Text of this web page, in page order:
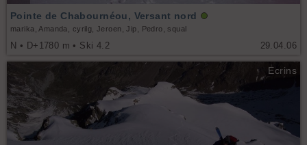
29.04.06
Pointe de Chabournéou, Versant nord
marika, Amanda, cyrilg, Jeroen, Jip, Pedro, squal
N • D+1780 m • Ski 4.2
Ecrins